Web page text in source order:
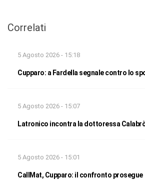
Correlati
5 Agosto 2026 - 15:18
Cupparo: a Fardella segnale contro lo
5 Agosto 2026 - 15:07
Latronico incontra la dottoressa
5 Agosto 2026 - 15:01
CallMat, Cupparo: il confronto prosegue